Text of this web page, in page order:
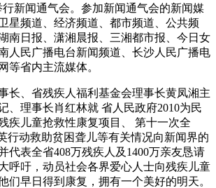
行新闻通气会。参加新闻通气会的新闻媒
星频道、经济频道、都市频道、公共频
南日报、潇湘晨报、三湘都市报、今日女
人民广播电台新闻频道、长沙人民广播电
等省内主流媒体。
长、省残疾人福利基金会理事长黄凤湘主
、理事长肖红林就 省人民政府2010为民
疾儿童抢救性康复项目、 第十一次全
行动救助贫困聋儿等有关情况向新闻界的
代表全省408万残疾人及1400万亲友恳请
呼吁，动员社会各界爱心人士向残疾儿童
们早日得到康复，拥有一个美好的明天。